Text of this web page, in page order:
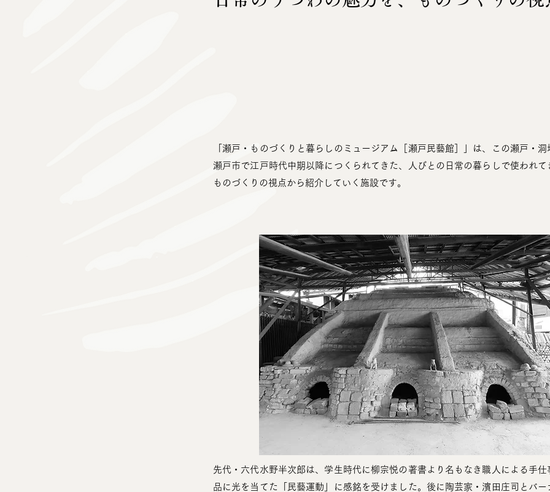
「瀬戸・ものづくりと暮らしのミュージアム［瀬戸民藝館］」は、この瀬戸・
瀬戸市で江戸時代中期以降につくられてきた、人びとの日常の暮らしで使われて
ものづくりの視点から紹介していく施設です。
先代・六代水野半次郎は、学生時代に柳宗悦の著書より名もなき職人による手仕
品に光を当てた「民藝運動」に感銘を受けました。後に陶芸家・濱田庄司とバー